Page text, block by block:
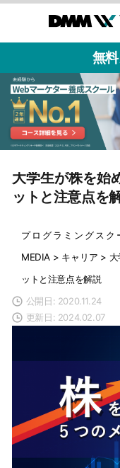
無
大学生が株を始
ットと注意点を
プログラミングスク
MEDIA > キャリア >
ットと注意点を解説
公開日: 2020.11.24
更新日: 2024.02.07